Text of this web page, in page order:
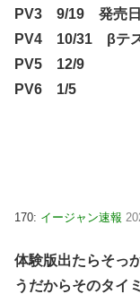
PV3 9/19 発売
PV4 10/31 βテ
PV5 12/9
PV6 1/5
170: イージャン速報
体験版出たらそっ
うだからそのタイ